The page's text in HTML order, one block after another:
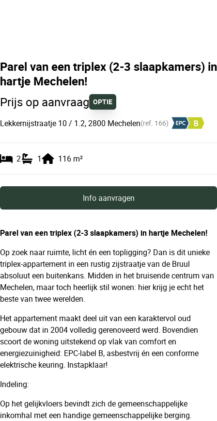
Parel van een triplex (2-3 slaapkamers) in
hartje Mechelen!
Prijs op aanvraag OPTIE
Lekkernijstraatje 10 / 1.2, 2800 Mechelen(ref. 166)
2 1 116 m²
Info aanvragen
Parel van een triplex (2-3 slaapkamers) in hartje Mechelen!
Op zoek naar ruimte, licht én een topligging? Dan is dit unieke
triplex-appartement in een rustig zijstraatje van de Bruul
absoluut een buitenkans. Midden in het bruisende centrum van
Mechelen, maar toch heerlijk stil wonen: hier krijg je echt het
beste van twee werelden.
Het appartement maakt deel uit van een karaktervol oud
gebouw dat in 2004 volledig gerenoveerd werd. Bovendien
scoort de woning uitstekend op vlak van comfort en
energiezuinigheid: EPC-label B, asbestvrij én een conforme
elektrische keuring. Instapklaar!
Indeling:
Op het gelijkvloers bevindt zich de gemeenschappelijke
inkomhal met een handige gemeenschappelijke berging.